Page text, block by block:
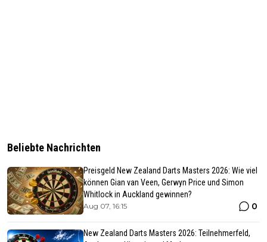
Beliebte Nachrichten
Preisgeld New Zealand Darts Masters 2026: Wie viel
können Gian van Veen, Gerwyn Price und Simon
Whitlock in Auckland gewinnen?
Aug 07, 16:15 0
New Zealand Darts Masters 2026: Teilnehmerfeld,